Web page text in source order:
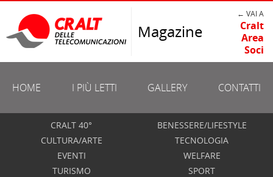
Magazine
← VAI A
Cralt
Area
Soci
HOME I PIÙ LETTI GALLERY CONTATTI
CRALT 40°
CULTURA/ARTE
EVENTI
TURISMO
BENESSERE/LIFESTYLE
TECNOLOGIA
WELFARE
SPORT